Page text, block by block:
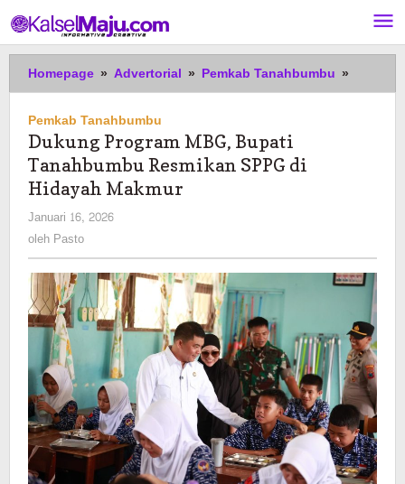
ke
konten
Homepage » Advertorial » Pemkab Tanahbumbu »
Program
Pemkab Tanahbumbu
Dukung Program MBG, Bupati
Tanahbumbu Resmikan SPPG di
Hidayah Makmur
Januari 16, 2026
oleh Pasto